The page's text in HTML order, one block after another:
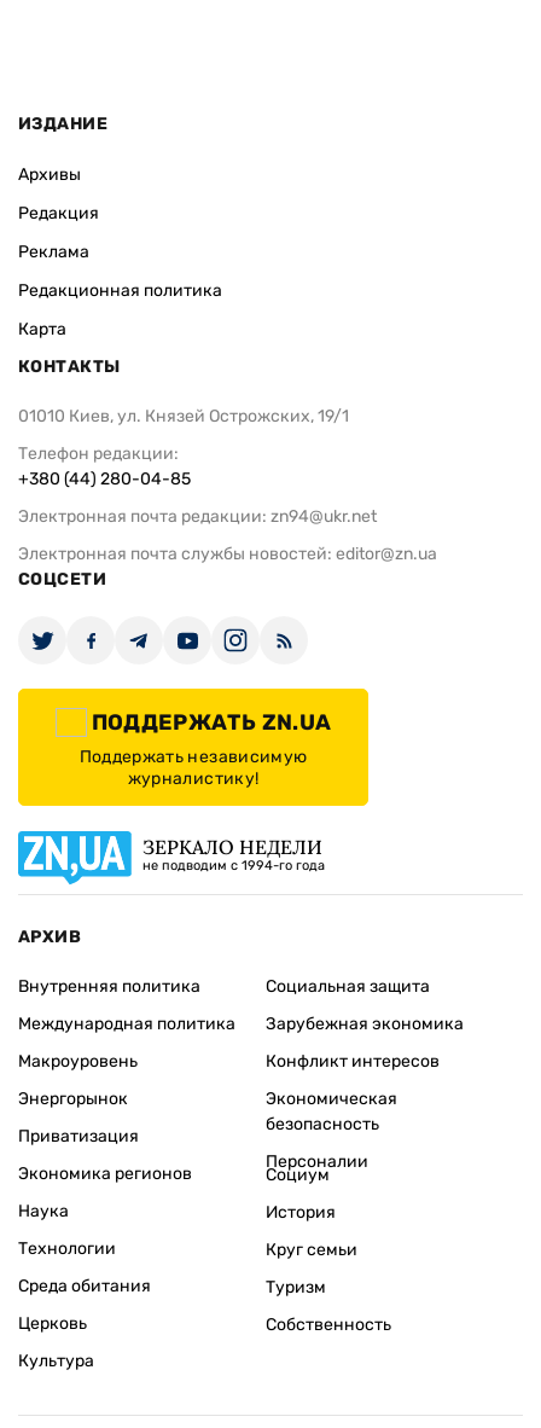
ИЗДАНИЕ
Архивы
Редакция
Реклама
Редакционная политика
Карта
КОНТАКТЫ
01010 Киев, ул. Князей Острожских, 19/1
Телефон редакции:
+380 (44) 280-04-85
Электронная почта редакции: zn94@ukr.net
Электронная почта службы новостей: editor@zn.ua
СОЦСЕТИ
ПОДДЕРЖАТЬ ZN.UA
Поддержать независимую
журналистику!
ЗЕРКАЛО НЕДЕЛИ
не подводим с 1994-го года
АРХИВ
Внутренняя политика
Международная политика
Макроуровень
Энергорынок
Приватизация
Экономика регионов
Социальная защита
Зарубежная экономика
Конфликт интересов
Экономическая
безопасность
Персоналии
Наука
Технологии
Среда обитания
Церковь
Культура
Социум
История
Круг семьи
Туризм
Собственность